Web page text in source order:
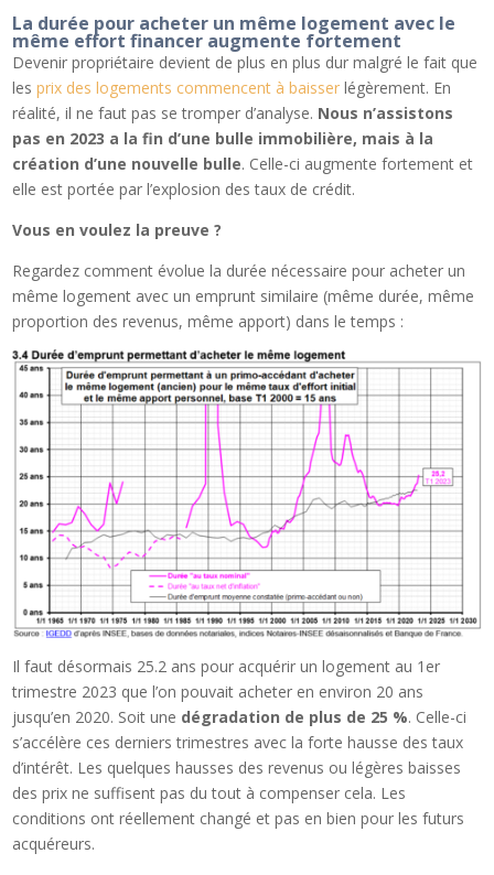
La durée pour acheter un même logement avec le
même effort financer augmente fortement
Devenir propriétaire devient de plus en plus dur malgré le fait que
lesprix des logements commencent à baisser légèrement. En
réalité, il ne faut pas se tromper d’analyse. Nous n’assistons
pas en 2023 a la fin d’une bulle immobilière, mais à la
création d’une nouvelle bulle. Celle-ci augmente fortement et
elle est portée par l’explosion des taux de crédit.
Vous en voulez la preuve ?
Regardez comment évolue la durée nécessaire pour acheter un
même logement avec un emprunt similaire (même durée, même
proportion des revenus, même apport) dans le temps :
Il faut désormais 25.2 ans pour acquérir un logement au 1er
trimestre 2023 que l’on pouvait acheter en environ 20 ans
jusqu’en 2020. Soit une dégradation de plus de 25 %. Celle-ci
s’accélère ces derniers trimestres avec la forte hausse des taux
d’intérêt. Les quelques hausses des revenus ou légères baisses
des prix ne suffisent pas du tout à compenser cela. Les
conditions ont réellement changé et pas en bien pour les futurs
acquéreurs.